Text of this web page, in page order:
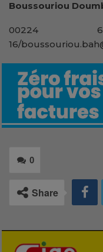
Boussouriou
16/
0
Share